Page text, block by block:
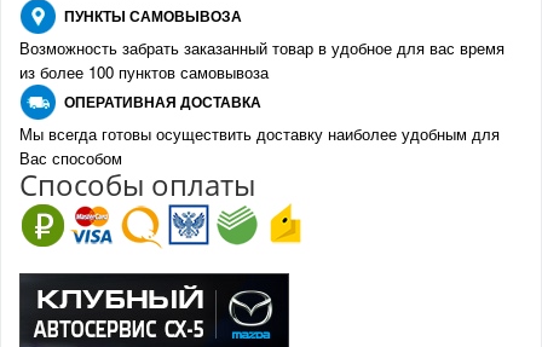
ПУНКТЫ САМОВЫВОЗА
Возможность забрать заказанный товар в удобное для вас время
из более 100 пунктов самовывоза
ОПЕРАТИВНАЯ ДОСТАВКА
Мы всегда готовы осуществить доставку наиболее удобным для
Вас способом
Способы оплаты